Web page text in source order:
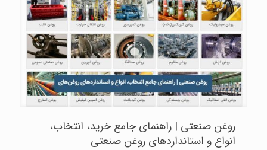
روغن صنعتی | راهنمای جامع خرید، انتخاب،
انواع و استانداردهای روغن صنعتی